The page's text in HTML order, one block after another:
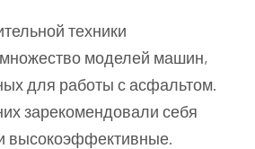
техники
моделей машин,
для работы с асфальтом.
зарекомендовали себя
высокоэффективные.